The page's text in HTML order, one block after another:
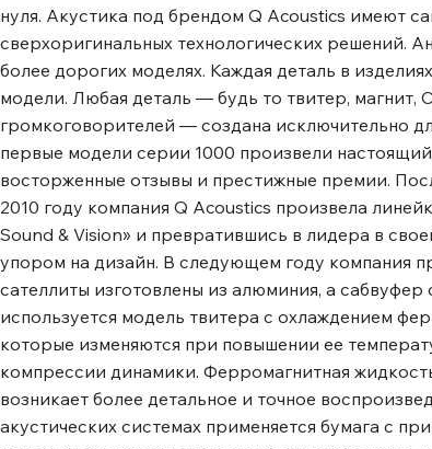
нуля. Акустика под брендом Q Acoustics имеют
сверхоригинальных технологических решений.
более дорогих моделях. Каждая деталь в
модели. Любая деталь ― будь то твитер,
громкоговорителей ― создана исключительно
первые модели серии 1000 произвели
восторженные отзывы и престижные премии.
2010 году компания Q Acoustics произвела
Sound & Vision» и превратившись в лидера в
упором на дизайн. В следующем году компания
сателлиты изготовлены из алюминия, а
используется модель твитера с охлаждением
которые изменяются при повышении ее
компрессии динамики. Ферромагнитная
возникает более детальное и точное
акустических системах применяется бумага с